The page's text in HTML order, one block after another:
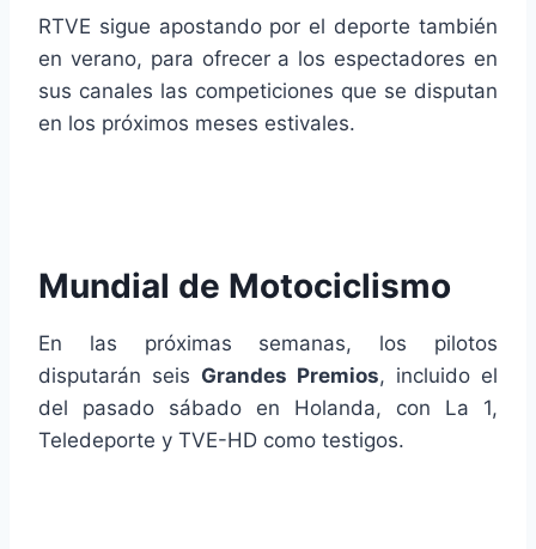
RTVE sigue apostando por el deporte también
en verano, para ofrecer a los espectadores en
sus canales las competiciones que se disputan
en los próximos meses estivales.
Mundial de Motociclismo
En las próximas semanas, los pilotos
disputarán seis Grandes Premios, incluido el
del pasado sábado en Holanda, con La 1,
Teledeporte y TVE-HD como testigos.